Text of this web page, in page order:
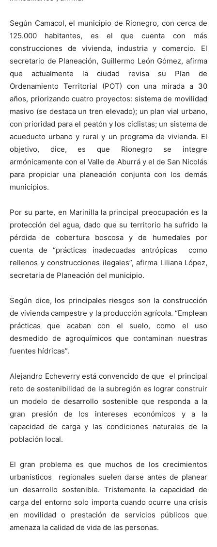
Según Camacol, el municipio de Rionegro, con cerca de
125.000 habitantes, es el que cuenta con más
construcciones de vivienda, industria y comercio. El
secretario de Planeación, Guillermo León Gómez, afirma
que actualmente la ciudad revisa su Plan de
Ordenamiento Territorial (POT) con una mirada a 30
años, priorizando cuatro proyectos: sistema de movilidad
masivo (se destaca un tren elevado); un plan vial urbano,
con prioridad para el peatón y los ciclistas; un sistema de
acueducto urbano y rural y un programa de vivienda. El
objetivo, dice, es que Rionegro se integre
armónicamente con el Valle de Aburrá y el de San Nicolás
para propiciar una planeación conjunta con los demás
municipios.
Por su parte, en Marinilla la principal preocupación es la
protección del agua, dado que su territorio ha sufrido la
pérdida de cobertura boscosa y de humedales por
cuenta de “prácticas inadecuadas antrópicas como
rellenos y construcciones ilegales”, afirma Liliana López,
secretaria de Planeación del municipio.
Según dice, los principales riesgos son la construcción
de vivienda campestre y la producción agrícola. “Emplean
prácticas que acaban con el suelo, como el uso
desmedido de agroquímicos que contaminan nuestras
fuentes hídricas”.
Alejandro Echeverry está convencido de que el principal
reto de sostenibilidad de la subregión es lograr construir
un modelo de desarrollo sostenible que responda a la
gran presión de los intereses económicos y a la
capacidad de carga y las condiciones naturales de la
población local.
El gran problema es que muchos de los crecimientos
urbanísticos regionales suelen darse antes de planear
un desarrollo sostenible. Tristemente la capacidad de
carga del entorno solo importa cuando ocurre una crisis
en movilidad o prestación de servicios públicos que
amenaza la calidad de vida de las personas.